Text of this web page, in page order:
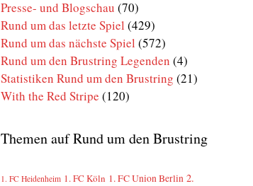
Presse- und Blogschau (70)
Rund um das letzte Spiel (429)
Rund um das nächste Spiel (572)
Rund um den Brustring Legenden (4)
Statistiken Rund um den Brustring (21)
With the Red Stripe (120)
Themen auf Rund um den Brustring
1. FC Heidenheim 1. FC Köln 1. FC Union Berlin 2.